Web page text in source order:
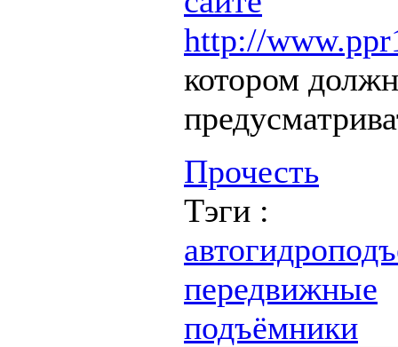
http://
котором
Прочесть
Тэги :
передвижные
подъёмники